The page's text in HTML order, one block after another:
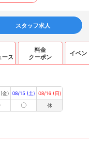
スタッフ求人
ース
料金
クーポン
イベン
金) 08/15 (土)
〇
08/16 (日)
休